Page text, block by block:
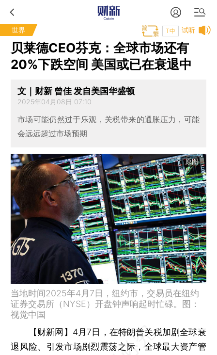
世界 试听
T中
贝莱德CEO芬克：全球市场还有
20%下跌空间 美国或已在衰退中
文｜财新 曾佳 发自美国华盛顿
2025年04月08日 07:10
市场可能仍然过于乐观，关税带来的通胀压力，可能
会远远超过市场预期
原图
当地时间2025年4月7日，纽约市，交易员在纽约
证券交易所（NYSE）开盘钟声响起时忙碌。图：
视觉中国
【财新网】 4月7日，在特朗普关税加剧全球衰
退风险、引发市场剧烈震荡之际，全球最大资产管